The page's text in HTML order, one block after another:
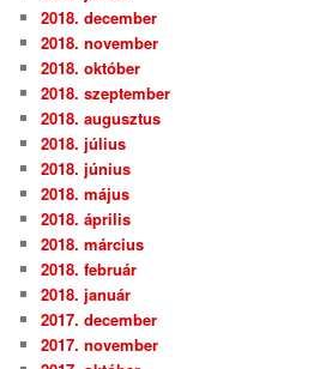
2018. december
2018. november
2018. október
2018. szeptember
2018. augusztus
2018. július
2018. június
2018. május
2018. április
2018. március
2018. február
2018. január
2017. december
2017. november